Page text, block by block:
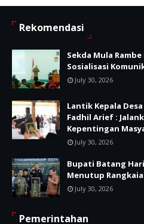
Rekomendasi
Sekda Mula
Sosialisasi
July 30, 2026
Lantik Kepala Desa
Fadhil Arief :
Kepentingan
July 30, 2026
Bupati Batang
Menutup
July 30, 2026
Pemerintahan